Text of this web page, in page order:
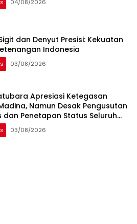
04/08/2026
dan Denyut Presisi: Kekuatan
Indonesia
03/08/2026
Apresiasi Ketegasan
Namun Desak Pengusutan
dan Penetapan Status Seluruh
Diduga Terlibat Kasus Smart
03/08/2026